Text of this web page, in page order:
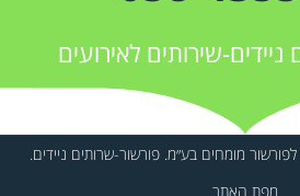
שירותים לאירועים
מפת האתר